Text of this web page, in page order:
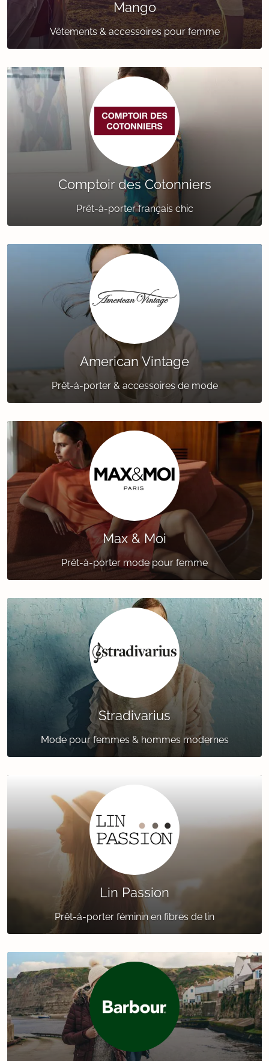
Mango
Vêtements & accessoires pour femme
Comptoir des Cotonniers
Prêt-à-porter français chic
American Vintage
Prêt-à-porter & accessoires de mode
Max & Moi
Prêt-à-porter mode pour femme
Stradivarius
Mode pour femmes & hommes modernes
Lin Passion
Prêt-à-porter féminin en fibres de lin